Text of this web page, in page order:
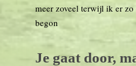
meer zoveel terwijl ik er zo
begon
Je gaat door,